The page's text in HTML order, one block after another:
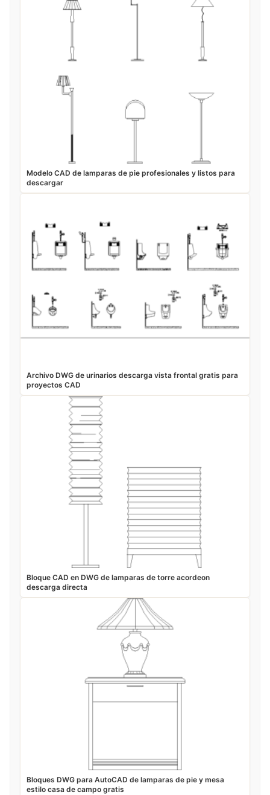
Modelo CAD de lamparas de pie profesionales y listos para
descargar
Archivo DWG de urinarios descarga vista frontal gratis para
proyectos CAD
Bloque CAD en DWG de lamparas de torre acordeon
descarga directa
Bloques DWG para AutoCAD de lamparas de pie y mesa
estilo casa de campo gratis